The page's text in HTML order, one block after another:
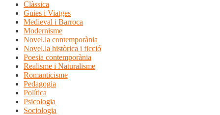
Clàssica
Guies i Viatges
Medieval i Barroca
Modernisme
Novel.la contemporània
Novel.la històrica i ficció
Poesia contemporània
Realisme i Naturalisme
Romanticisme
Pedagogia
Política
Psicologia
Sociologia